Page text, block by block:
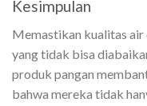
Kesimpulan
Memastikan kualitas air
yang tidak bisa
produk pangan
bahwa mereka tidak